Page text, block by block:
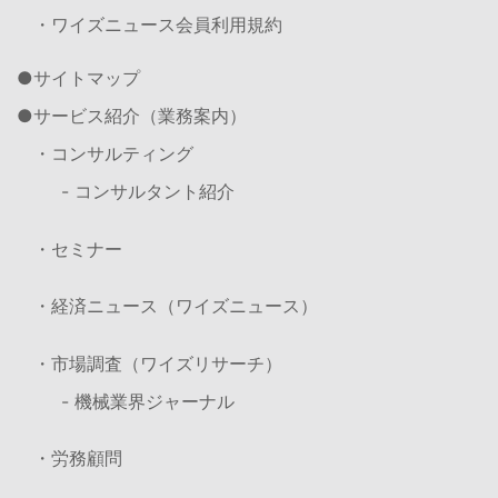
・ワイズニュース会員利用規約
サイトマップ
サービス紹介（業務案内）
・コンサルティング
- コンサルタント紹介
・セミナー
・経済ニュース（ワイズニュース）
・市場調査（ワイズリサーチ）
- 機械業界ジャーナル
・労務顧問